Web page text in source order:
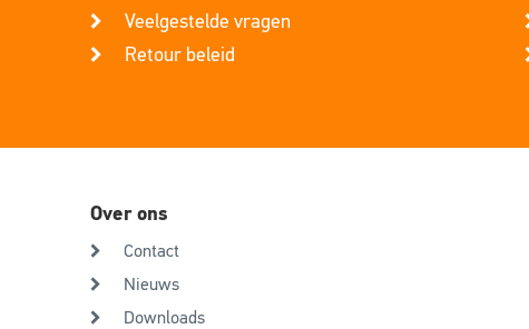
Veelgestelde vragen
Retour beleid
Over ons
Contact
Nieuws
Downloads